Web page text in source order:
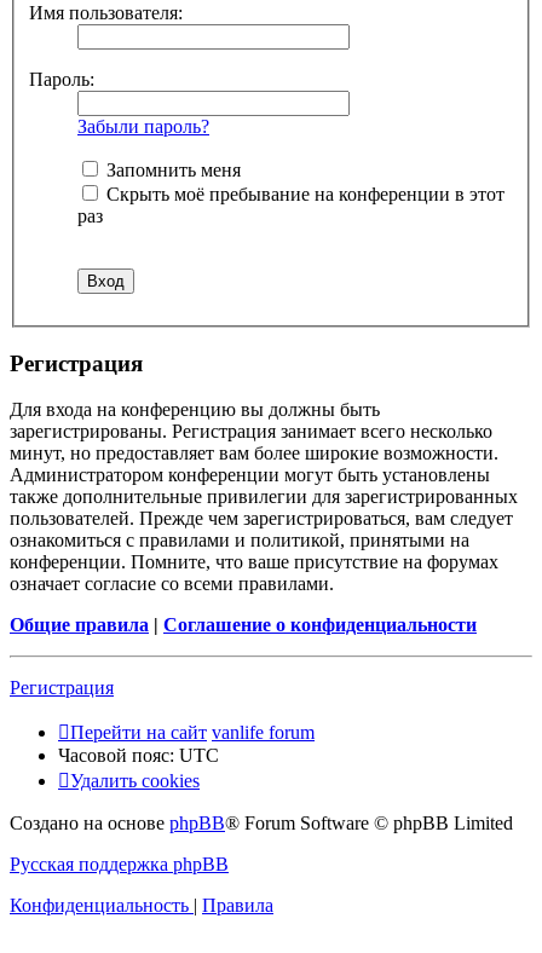
Имя пользователя:
Пароль:
Забыли пароль?
Запомнить меня
Скрыть моё пребывание на конференции в этот
раз
Регистрация
Для входа на конференцию вы должны быть
зарегистрированы. Регистрация занимает всего несколько
минут, но предоставляет вам более широкие возможности.
Администратором конференции могут быть установлены
также дополнительные привилегии для зарегистрированных
пользователей. Прежде чем зарегистрироваться, вам следует
ознакомиться с правилами и политикой, принятыми на
конференции. Помните, что ваше присутствие на форумах
означает согласие со всеми правилами.
Общие правила | Соглашение о конфиденциальности
Регистрация
Перейти на сайт vanlife forum
Часовой пояс: UTC
Удалить cookies
Создано на основе phpBB® Forum Software © phpBB Limited
Русская поддержка phpBB
Конфиденциальность | Правила